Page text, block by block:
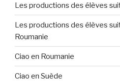
Les productions des élèves
Les productions des élèves
Roumanie
Ciao en Roumanie
Ciao en Suède